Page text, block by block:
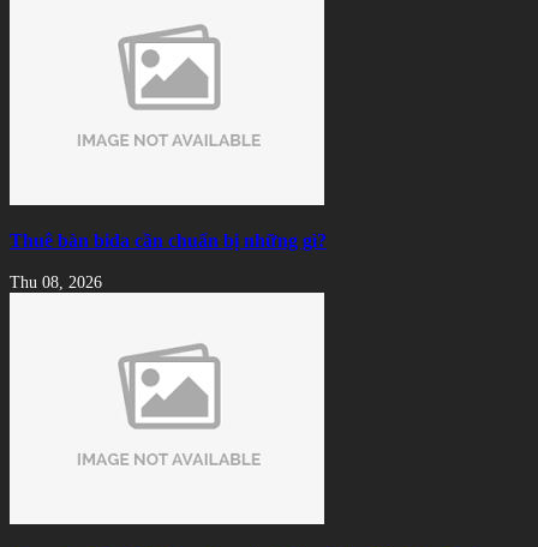
Thuê bàn bida cần chuẩn bị những gì?
Thu 08, 2026